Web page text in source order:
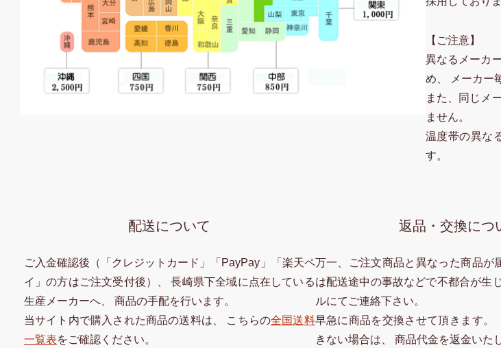
【ご注意】
異なるメーカ
め、 メーカー
また、同じメ
ません。
温度帯の異な
す。
配送について
ご入金確認後（「クレジットカード」「PayPay」「楽天ペ
イ」の方はご注文受付後）、 長崎県下全域に点在している
生産メーカーへ、 商品の手配を行います。
当サイト内で購入された商品の送料は、 こちらの全国送料
一覧表をご確認ください。
返品・交換につ
万一、ご注文商品と異なった商品が
は配送途中の事故などで不都合が生
ルにてご連絡下さい。
早急に商品を交換させて頂きます。
きない場合は、 商品代金を返金いた